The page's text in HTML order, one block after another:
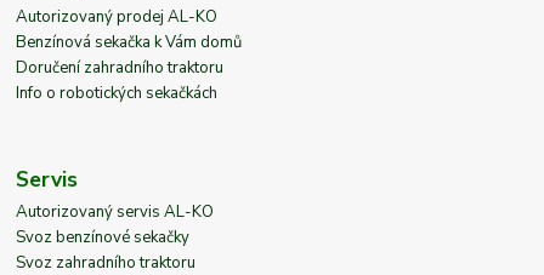
Autorizovaný prodej AL-KO
Benzínová sekačka k Vám domů
Doručení zahradního traktoru
Info o robotických sekačkách
Servis
Autorizovaný servis AL-KO
Svoz benzínové sekačky
Svoz zahradního traktoru